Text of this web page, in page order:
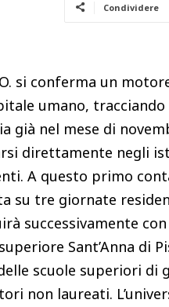
Condividere
si conferma un
umano,
già nel mese di
direttamente negli
A questo primo
su tre giornate
successivamente
Sant’Anna di
scuole superiori di
non laureati.